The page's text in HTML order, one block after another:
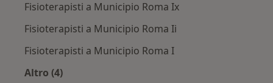
Fisioterapisti a Municipio Roma Ix
Fisioterapisti a Municipio Roma Ii
Fisioterapisti a Municipio Roma I
Altro (4)